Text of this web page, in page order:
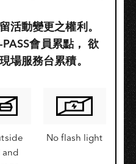
活動變更之權利。
會員累點，​ 欲
場服務台累積。
No flash light